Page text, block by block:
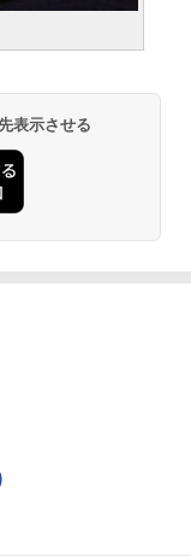
表示させる